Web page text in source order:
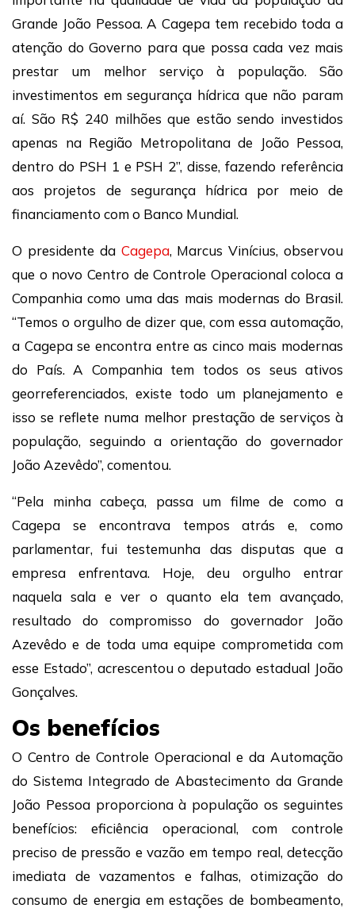
Grande João Pessoa. A Cagepa tem recebido toda a
atenção do Governo para que possa cada vez mais
prestar um melhor serviço à população. São
investimentos em segurança hídrica que não param
aí. São R$ 240 milhões que estão sendo investidos
apenas na Região Metropolitana de João Pessoa,
dentro do PSH 1 e PSH 2”, disse, fazendo referência
aos projetos de segurança hídrica por meio de
financiamento com o Banco Mundial.
O presidente da Cagepa, Marcus Vinícius, observou
que o novo Centro de Controle Operacional coloca a
Companhia como uma das mais modernas do Brasil.
“Temos o orgulho de dizer que, com essa automação,
a Cagepa se encontra entre as cinco mais modernas
do País. A Companhia tem todos os seus ativos
georreferenciados, existe todo um planejamento e
isso se reflete numa melhor prestação de serviços à
população, seguindo a orientação do governador
João Azevêdo”, comentou.
“Pela minha cabeça, passa um filme de como a
Cagepa se encontrava tempos atrás e, como
parlamentar, fui testemunha das disputas que a
empresa enfrentava. Hoje, deu orgulho entrar
naquela sala e ver o quanto ela tem avançado,
resultado do compromisso do governador João
Azevêdo e de toda uma equipe comprometida com
esse Estado”, acrescentou o deputado estadual João
Gonçalves.
Os benefícios
O Centro de Controle Operacional e da Automação
do Sistema Integrado de Abastecimento da Grande
João Pessoa proporciona à população os seguintes
benefícios: eficiência operacional, com controle
preciso de pressão e vazão em tempo real, detecção
imediata de vazamentos e falhas, otimização do
consumo de energia em estações de bombeamento,